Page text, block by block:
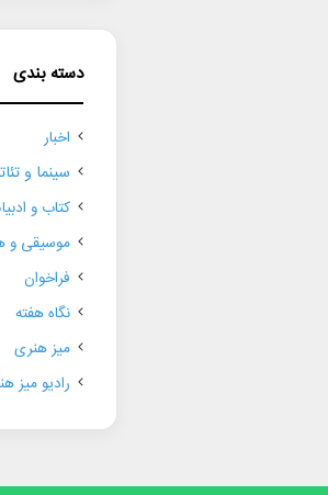
دسته بندی
اخبار
سینما و
کتاب و
موسیقی و
فراخوان
نگاه هفته
میز هنری
رادیو میز